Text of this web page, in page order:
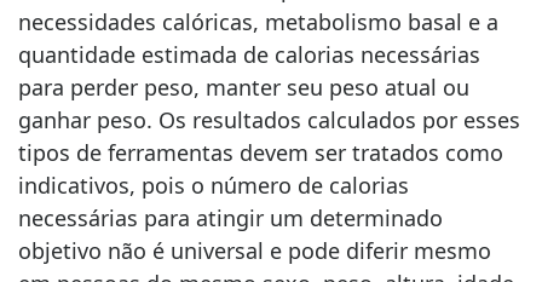
necessidades calóricas, metabolismo basal e a
quantidade estimada de calorias necessárias
para perder peso, manter seu peso atual ou
ganhar peso. Os resultados calculados por esses
tipos de ferramentas devem ser tratados como
indicativos, pois o número de calorias
necessárias para atingir um determinado
objetivo não é universal e pode diferir mesmo